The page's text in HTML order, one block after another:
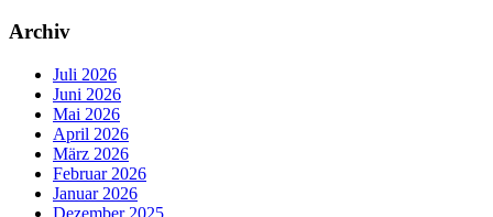
Archiv
Juli 2026
Juni 2026
Mai 2026
April 2026
März 2026
Februar 2026
Januar 2026
Dezember 2025